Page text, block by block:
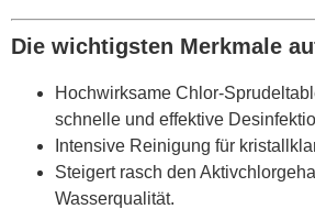
Die wichtigsten Merkmale
Hochwirksame Chlor-
schnelle und effektive
Intensive Reinigung für
Steigert rasch den
Wasserqualität.